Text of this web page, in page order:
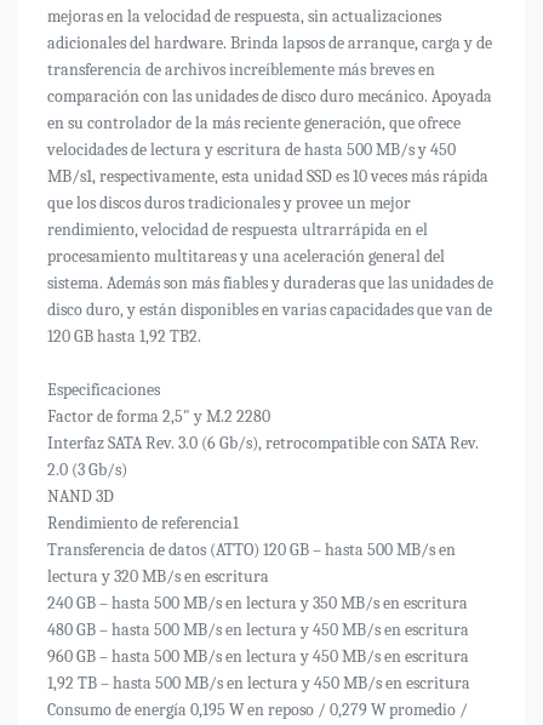
mejoras en la velocidad de respuesta, sin actualizaciones
adicionales del hardware. Brinda lapsos de arranque, carga y de
transferencia de archivos increíblemente más breves en
comparación con las unidades de disco duro mecánico. Apoyada
en su controlador de la más reciente generación, que ofrece
velocidades de lectura y escritura de hasta 500 MB/s y 450
MB/s1, respectivamente, esta unidad SSD es 10 veces más rápida
que los discos duros tradicionales y provee un mejor
rendimiento, velocidad de respuesta ultrarrápida en el
procesamiento multitareas y una aceleración general del
sistema. Además son más fiables y duraderas que las unidades de
disco duro, y están disponibles en varias capacidades que van de
120 GB hasta 1,92 TB2.
Especificaciones
Factor de forma 2,5" y M.2 2280
Interfaz SATA Rev. 3.0 (6 Gb/s), retrocompatible con SATA Rev.
2.0 (3 Gb/s)
NAND 3D
Rendimiento de referencia1
Transferencia de datos (ATTO) 120 GB – hasta 500 MB/s en
lectura y 320 MB/s en escritura
240 GB – hasta 500 MB/s en lectura y 350 MB/s en escritura
480 GB – hasta 500 MB/s en lectura y 450 MB/s en escritura
960 GB – hasta 500 MB/s en lectura y 450 MB/s en escritura
1,92 TB – hasta 500 MB/s en lectura y 450 MB/s en escritura
Consumo de energía 0,195 W en reposo / 0,279 W promedio /